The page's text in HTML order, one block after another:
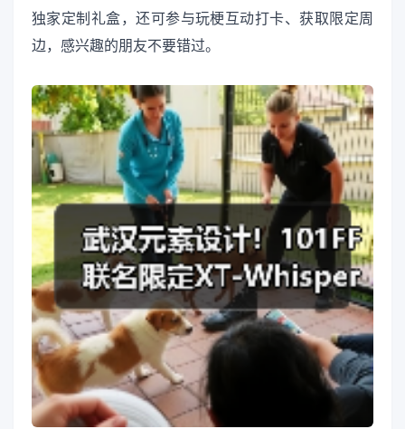
独家定制礼盒，还可参与玩梗互动打卡、获取限定周
边，感兴趣的朋友不要错过。